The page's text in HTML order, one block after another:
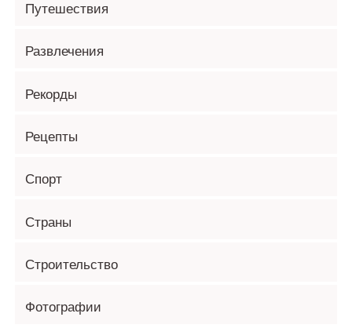
Путешествия
Развлечения
Рекорды
Рецепты
Спорт
Страны
Строительство
Фотографии